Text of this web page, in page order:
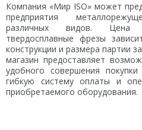
Компания «Мир ISO» может
предприятия
различных видов. Цена
твердосплавные фрезы
конструкции и размера партии
магазин предоставляет
удобного совершения
гибкую систему оплаты и
приобретаемого оборудования.